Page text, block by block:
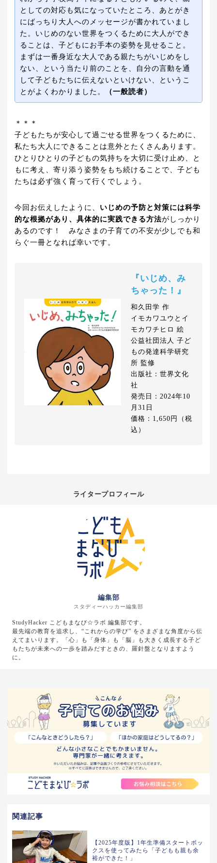
としての対応も気になっていたところ、あとがき
にばっちり大人へのメッセージが書かれていまし
た。いじめのない世界をつくるために大人ができ
ることは、子どもにお手本の姿勢を見せること。
まずは一番身近な大人である親たちがいじめをし
ない、という当たり前のことを、自分の言動を通
して子どもたちに伝えないといけない、というこ
とがよくわかりました。
（一般読者）
＊＊＊
子どもたちが安心して過ごせる世界をつくるために、
私たち大人にできることは意外とたくさんあります。
ひとりひとりの子どもの気持ちを大切に受け止め、と
もに考え、寄り添う姿勢をもち続けることで、子ども
たちは必ず強く育って行くでしょう。
今回お伝えしたように、 いじめの予防と対策には科学
的な根拠があり、具体的に実践できる方法がしっかり
あるのです！ みなさまの子育ての不安が少しでも和
らぐ一冊となれば幸いです。
『いじめ、み
ちゃった！』
和久田学 作
イモカワユウとイ
モカワチヒロ 絵
公益社団法人 子ど
もの発達科学研究
所 監修
出版社：世界文化
社
発売日：2024年10
月31日
価格：1,650円（税
込）
ライタープロフィール
編集部
スタディーハッカー編集部
StudyHacker こどもまなび☆ラボ 編集部です。
最先端の教育を追求し、“これからの学び” をさまざまな角度から伝
えてまいります。「心」も「身体」も「脳」も大きく成長する子ど
もたちが未来への一歩を踏みだすときの、羅針盤となりますよう
に。
関連記事
【2025年度版】1年生準備スタートボッ
クスを使ってみたら「子どもも親も余
裕ができた！」